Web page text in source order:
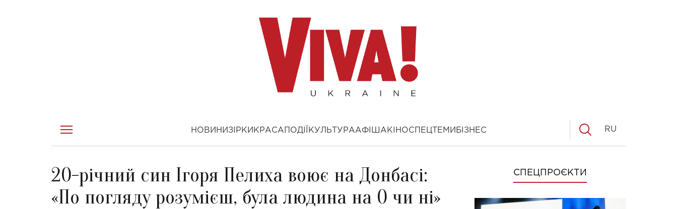
НОВИНИ ЗІРКИ КРАСА ПОДІЇ КУЛЬТУРААФІША КІНОСПЕЦТЕМИ БІЗНЕС RU
20-річний син Ігоря Пелиха воює на Донбасі:
«По погляду розумієш, була людина на 0 чи ні»
СПЕЦПРОЄКТИ